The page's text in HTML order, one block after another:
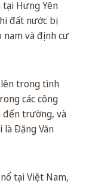
tại Hưng Yên
đất nước bị
nam và định cư
lên trong tình
các công
đến trường, và
Đặng Văn
tại Việt Nam,